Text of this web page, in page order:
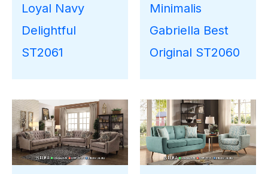
Loyal Navy
Delightful
ST2061
Minimalis
Gabriella Best
Original ST2060